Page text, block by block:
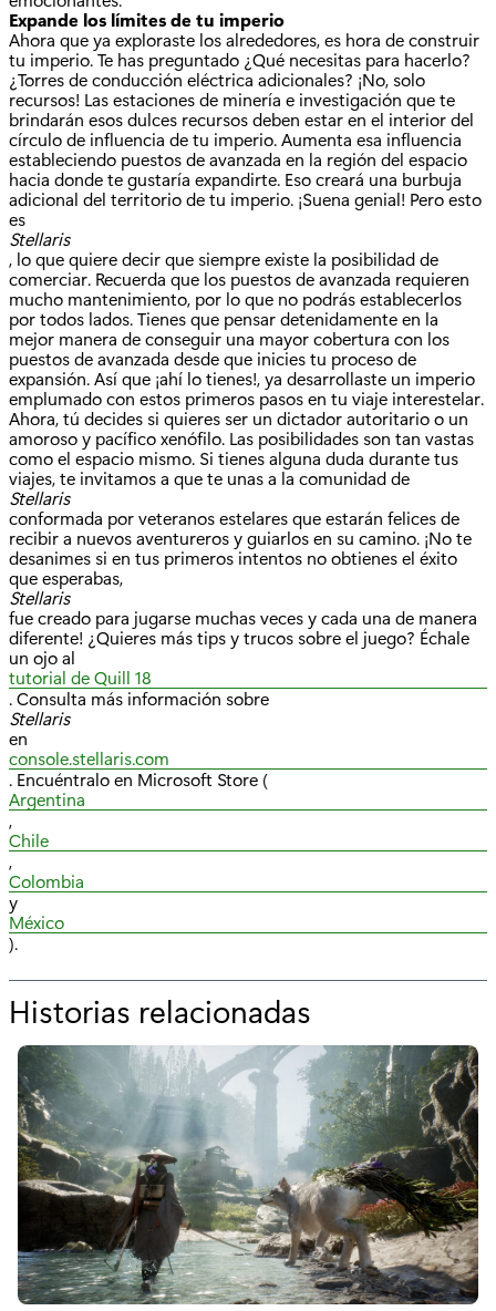
Expande los límites de tu imperio
Ahora que ya exploraste los alrededores, es hora de construir
tu imperio. Te has preguntado ¿Qué necesitas para hacerlo?
¿Torres de conducción eléctrica adicionales? ¡No, solo
recursos! Las estaciones de minería e investigación que te
brindarán esos dulces recursos deben estar en el interior del
círculo de influencia de tu imperio. Aumenta esa influencia
estableciendo puestos de avanzada en la región del espacio
hacia donde te gustaría expandirte. Eso creará una burbuja
adicional del territorio de tu imperio. ¡Suena genial! Pero esto
es
Stellaris
, lo que quiere decir que siempre existe la posibilidad de
comerciar. Recuerda que los puestos de avanzada requieren
mucho mantenimiento, por lo que no podrás establecerlos
por todos lados. Tienes que pensar detenidamente en la
mejor manera de conseguir una mayor cobertura con los
puestos de avanzada desde que inicies tu proceso de
expansión. Así que ¡ahí lo tienes!, ya desarrollaste un imperio
emplumado con estos primeros pasos en tu viaje interestelar.
Ahora, tú decides si quieres ser un dictador autoritario o un
amoroso y pacífico xenófilo. Las posibilidades son tan vastas
como el espacio mismo. Si tienes alguna duda durante tus
viajes, te invitamos a que te unas a la comunidad de
Stellaris
conformada por veteranos estelares que estarán felices de
recibir a nuevos aventureros y guiarlos en su camino. ¡No te
desanimes si en tus primeros intentos no obtienes el éxito
que esperabas,
Stellaris
fue creado para jugarse muchas veces y cada una de manera
diferente! ¿Quieres más tips y trucos sobre el juego? Échale
un ojo al
tutorial de Quill 18
. Consulta más información sobre
Stellaris
en
console.stellaris.com
. Encuéntralo en Microsoft Store (
Argentina
,
Chile
,
Colombia
y
México
).
Historias relacionadas
o
r
"
T
i
p
s